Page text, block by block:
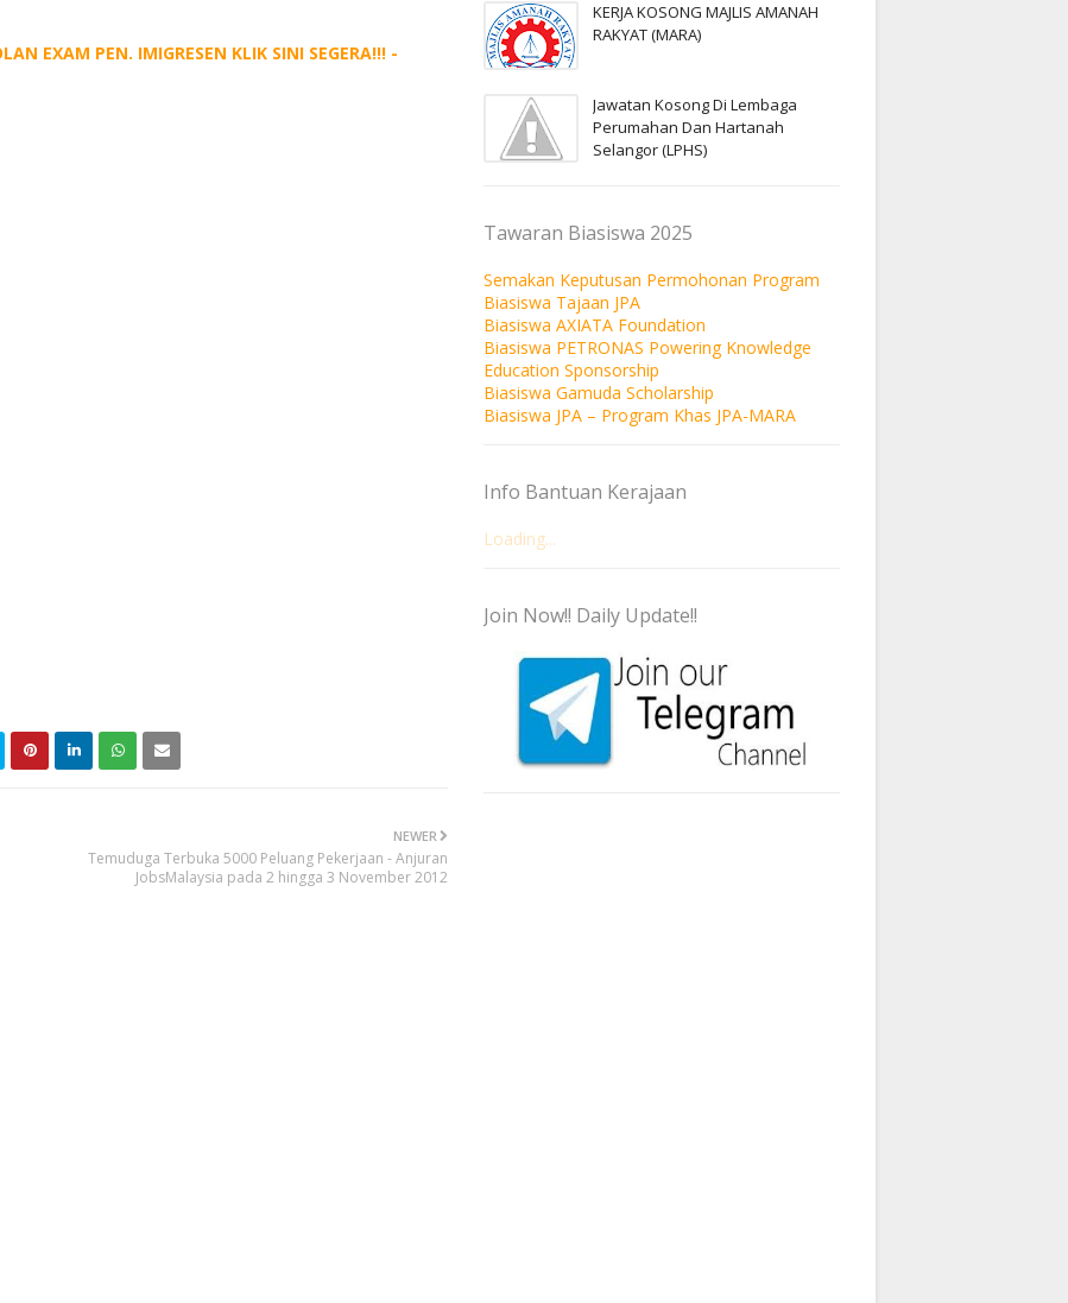
EXAM PEN. IMIGRESEN KLIK SINI SEGERA!!! -
NEWER
Temuduga Terbuka 5000 Peluang Pekerjaan - Anjuran
JobsMalaysia pada 2 hingga 3 November 2012
KERJA KOSONG MAJLIS AMANAH
RAKYAT (MARA)
Jawatan Kosong Di Lembaga
Perumahan Dan Hartanah
Selangor (LPHS)
Tawaran Biasiswa 2025
Semakan Keputusan Permohonan Program
Biasiswa Tajaan JPA
Biasiswa AXIATA Foundation
Biasiswa PETRONAS Powering Knowledge
Education Sponsorship
Biasiswa Gamuda Scholarship
Biasiswa JPA – Program Khas JPA-MARA
Info Bantuan Kerajaan
Loading...
Join Now!! Daily Update!!